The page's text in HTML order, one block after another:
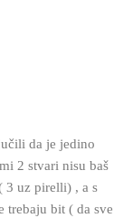
da je jedino
2 stvari nisu baš
3 uz pirelli) , a s
trebaju bit ( da sve